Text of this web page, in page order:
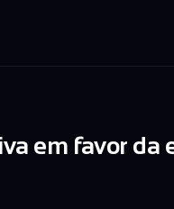
em favor da